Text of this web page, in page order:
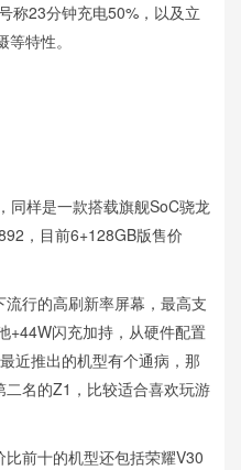
称23分钟充电50%，以及立
特性。
同样是一款搭载旗舰SoC骁龙
，目前6+128GB版售价
行的高刷新率屏幕，最高支
+44W闪充加持，从硬件配置
近推出的机型有个通病，那
名的Z1，比较适合喜欢玩游
前十的机型还包括荣耀V30